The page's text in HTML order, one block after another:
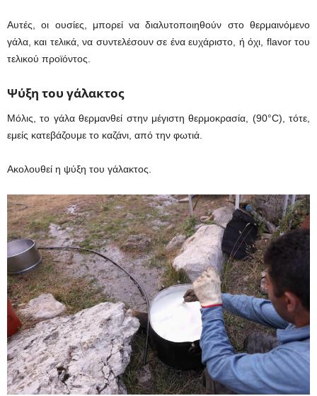
Αυτές, οι ουσίες, μπορεί να διαλυτοποιηθούν στο θερμαινόμενο
γάλα, και τελικά, να συντελέσουν σε ένα ευχάριστο, ή όχι, flavor του
τελικού προϊόντος.
Ψύξη του γάλακτος
Μόλις, το γάλα θερμανθεί στην μέγιστη θερμοκρασία, (90°C), τότε,
εμείς κατεβάζουμε το καζάνι, από την φωτιά.
Ακολουθεί η ψύξη του γάλακτος.